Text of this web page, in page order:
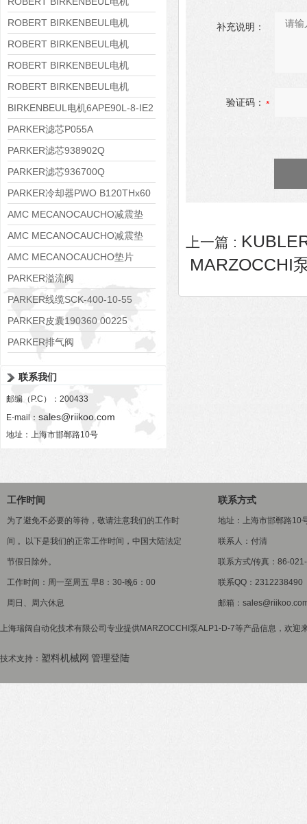
8APE160L-4-IE3
ROBERT BIRKENBEUL电机
8APE112M-6K-IE3
ROBERT BIRKENBEUL电机
8APE100L-2 IE3
ROBERT BIRKENBEUL电机
8APE90S-4 IE3
ROBERT BIRKENBEUL电机
8APE80M-2K-IE3
BIRKENBEUL电机6APE90L-8-IE2
PARKER滤芯P055A
PARKER滤芯938902Q
PARKER滤芯936700Q
PARKER冷却器PWO B120THx60
AMC MECANOCAUCHO减震垫
138552
AMC MECANOCAUCHO减震垫
138551
AMC MECANOCAUCHO垫片
608074
PARKER溢流阀
RE06M35W2N1KWXG087
PARKER线缆SCK-400-10-55
PARKER皮囊190360 00225
PARKER排气阀
联系我们
邮编（P.C）：200433
E-mail： sales@riikoo.com
地址：上海市邯郸路10号
补充说明：
验证码：
上一篇 :
MARZOCCHI
工作时间
为了避免不必要的等待，敬请注意我们的工作时
间 。以下是我们的正常工作时间，中国大陆法定
节假日除外。
工作时间：周一至周五 早8：30-晚6：00
周日、周六休息
联系方式
地址：上海市邯郸路10
联系人：付清
联系方式/传真：86-
联系QQ：2312238490
邮箱：
上海瑞阔自动化技术有限公司专业提供MARZOCCHI泵ALP1-D-7等产品信息，欢迎
技术支持： 塑料机械网 管理登陆